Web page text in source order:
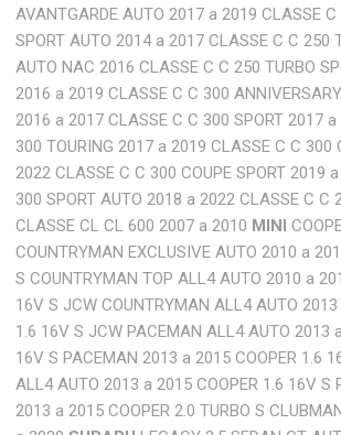
AVANTGARDE AUTO 2017 a 2019 CLASSE C
SPORT AUTO 2014 a 2017 CLASSE C C 250
AUTO NAC 2016 CLASSE C C 250 TURBO
2016 a 2019 CLASSE C C 300
2016 a 2017 CLASSE C C 300 SPORT 2017
300 TOURING 2017 a 2019 CLASSE C C 300
2022 CLASSE C C 300 COUPE SPORT 2019
300 SPORT AUTO 2018 a 2022 CLASSE C C
CLASSE CL CL 600 2007 a 2010 MINI
COUNTRYMAN EXCLUSIVE AUTO 2010 a
S COUNTRYMAN TOP ALL4 AUTO 2010 a
16V S JCW COUNTRYMAN ALL4 AUTO 2013
1.6 16V S JCW PACEMAN ALL4 AUTO 2013
16V S PACEMAN 2013 a 2015 COOPER 1.6
ALL4 AUTO 2013 a 2015 COOPER 1.6 16V S
2013 a 2015 COOPER 2.0 TURBO S